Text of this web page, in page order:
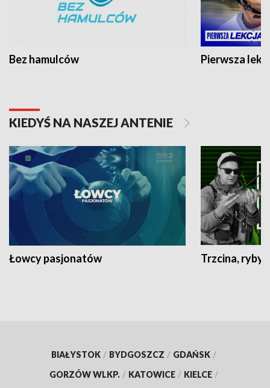
Bez hamulców Pierwsza
KIEDYŚ NA NASZEJ ANTENIE
Łowcy pasjonatów Trzcina, ryby
BIAŁYSTOK / BYDGOSZCZ / GDAŃSK /
GORZÓW WLKP. / KATOWICE / KIELCE /